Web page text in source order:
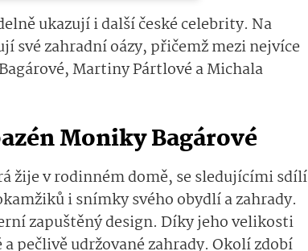
ukazují i další české celebrity. Na
své zahradní oázy, přičemž mezi nejvíce
Martiny Pártlové a Michala
Moniky Bagárové
žije v rodinném domě, se sledujícími sdílí
i snímky svého obydlí a zahrady.
zapuštěný design. Díky jeho velikosti
pečlivě udržované zahrady. Okolí zdobí